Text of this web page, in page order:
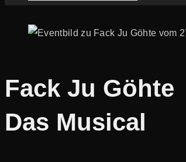
Fack Ju Göhte
Das Musical